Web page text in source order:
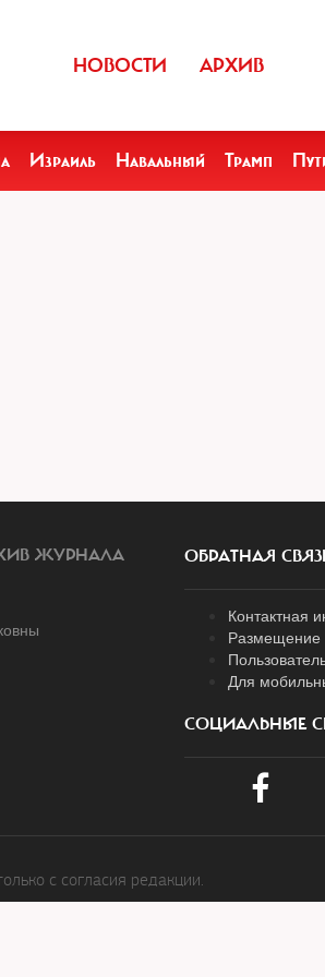
НОВОСТИ АРХИВ
Израиль Навальный Трамп
ЖУРНАЛА ОБРАТНАЯ
Контактная
Размещение
Для
СОЦИАЛЬНЫЕ
с согласия редакции.